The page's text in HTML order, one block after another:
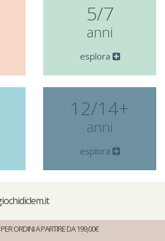
5/7
anni
esplora
12/14+
anni
esplora
PER ORDINI A PARTIRE DA 199,00€